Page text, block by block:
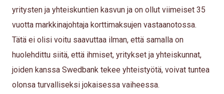
yritysten ja yhteiskuntien kasvun ja on ollut viimeiset 35
vuotta markkinajohtaja korttimaksujen vastaanotossa.
Tätä ei olisi voitu saavuttaa ilman, että samalla on
huolehdittu siitä, että ihmiset, yritykset ja yhteiskunnat,
joiden kanssa Swedbank tekee yhteistyötä, voivat tuntea
olonsa turvalliseksi jokaisessa vaiheessa.